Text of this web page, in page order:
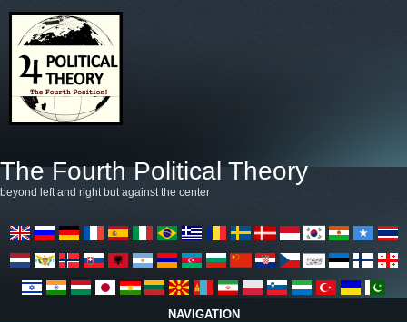
The Fourth Political Theory
beyond left and right but against the center
NAVIGATION